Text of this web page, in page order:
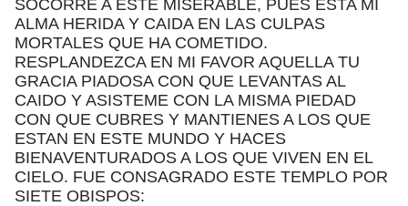
SOCORRE A ESTE MISERABLE, PUES ESTA MI
ALMA HERIDA Y CAIDA EN LAS CULPAS
MORTALES QUE HA COMETIDO.
RESPLANDEZCA EN MI FAVOR AQUELLA TU
GRACIA PIADOSA CON QUE LEVANTAS AL
CAIDO Y ASISTEME CON LA MISMA PIEDAD
CON QUE CUBRES Y MANTIENES A LOS QUE
ESTAN EN ESTE MUNDO Y HACES
BIENAVENTURADOS A LOS QUE VIVEN EN EL
CIELO. FUE CONSAGRADO ESTE TEMPLO POR
SIETE OBISPOS: